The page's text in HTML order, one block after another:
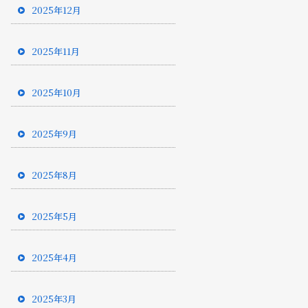
2025年12月
2025年11月
2025年10月
2025年9月
2025年8月
2025年5月
2025年4月
2025年3月